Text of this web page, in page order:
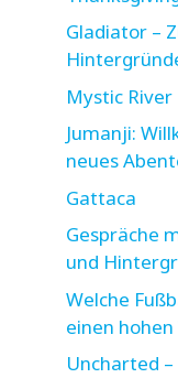
Gladiator –
Mystic River
Jumanji:
neues
Gattaca
Gespräche
und
Welche
einen
Uncharted